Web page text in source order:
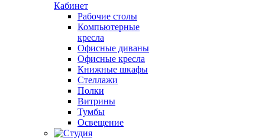
Кабинет
Рабочие столы
Компьютерные
кресла
Офисные диваны
Офисные кресла
Книжные шкафы
Стеллажи
Полки
Витрины
Тумбы
Освещение